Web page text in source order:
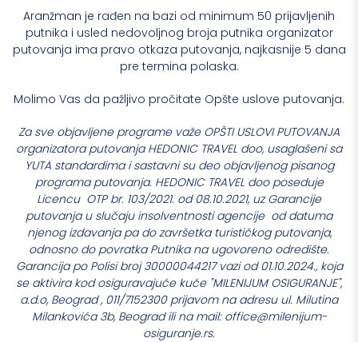
Aranžman je rađen na bazi od minimum 50 prijavljenih
putnika i usled nedovoljnog broja putnika organizator
putovanja ima pravo otkaza putovanja, najkasnije 5 dana
pre termina polaska.
Molimo Vas da pažljivo pročitate Opšte uslove putovanja.
Za sve objavljene programe važe OPŠTI USLOVI PUTOVANJA
organizatora putovanja HEDONIC TRAVEL doo, usaglašeni sa
YUTA standardima i sastavni su deo objavljenog pisanog
programa putovanja. HEDONIC TRAVEL doo poseduje
Licencu OTP br. 103/2021. od 08.10.2021, uz Garancije
putovanja u slučaju insolventnosti agencije od datuma
njenog izdavanja pa do završetka turističkog putovanja,
odnosno do povratka Putnika na ugovoreno odredište.
Garancija po Polisi broj 30000044217 vazi od 01.10.2024., koja
se aktivira kod osiguravajuće kuće "MILENIJUM OSIGURANJE",
a.d.o, Beograd , 011/7152300 prijavom na adresu ul. Milutina
Milankovića 3b, Beograd ili na mail: office@milenijum-
osiguranje.rs.